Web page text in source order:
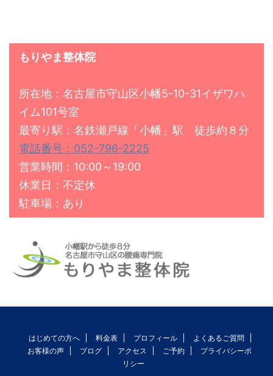
もりやま整体院
所在地：名古屋市守山区小幡5-10-31イザワハ
イム101号室
最寄り駅：名鉄瀬戸線「小幡」駅 徒歩約８分
電話番号：052-796-2225
営業時間：10:00～19:00
休業日：不定休
駐車場：あり
はじめての方へ 料金表 プロフィール
よくあるご質問
お客様の声
ブログ アクセス ご予約
プライバシーポ
リシー